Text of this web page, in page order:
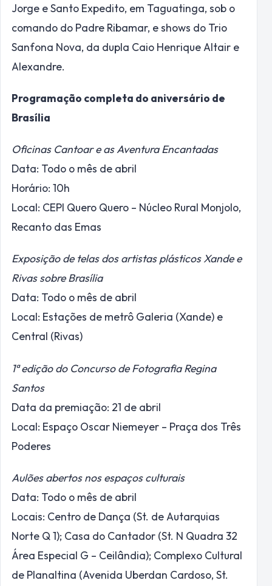
Jorge e Santo Expedito, em Taguatinga, sob o
comando do Padre Ribamar, e shows do Trio
Sanfona Nova, da dupla Caio Henrique Altair e
Alexandre.
Programação completa do aniversário de
Brasília
Oficinas Cantoar e as Aventura Encantadas
Data: Todo o mês de abril
Horário: 10h
Local: CEPI Quero Quero – Núcleo Rural Monjolo,
Recanto das Emas
Exposição de telas dos artistas plásticos Xande e
Rivas sobre Brasília
Data: Todo o mês de abril
Local: Estações de metrô Galeria (Xande) e
Central (Rivas)
1ª edição do Concurso de Fotografia Regina
Santos
Data da premiação: 21 de abril
Local: Espaço Oscar Niemeyer – Praça dos Três
Poderes
Aulões abertos nos espaços culturais
Data: Todo o mês de abril
Locais: Centro de Dança (St. de Autarquias
Norte Q 1); Casa do Cantador (St. N Quadra 32
Área Especial G – Ceilândia); Complexo Cultural
de Planaltina (Avenida Uberdan Cardoso, St.